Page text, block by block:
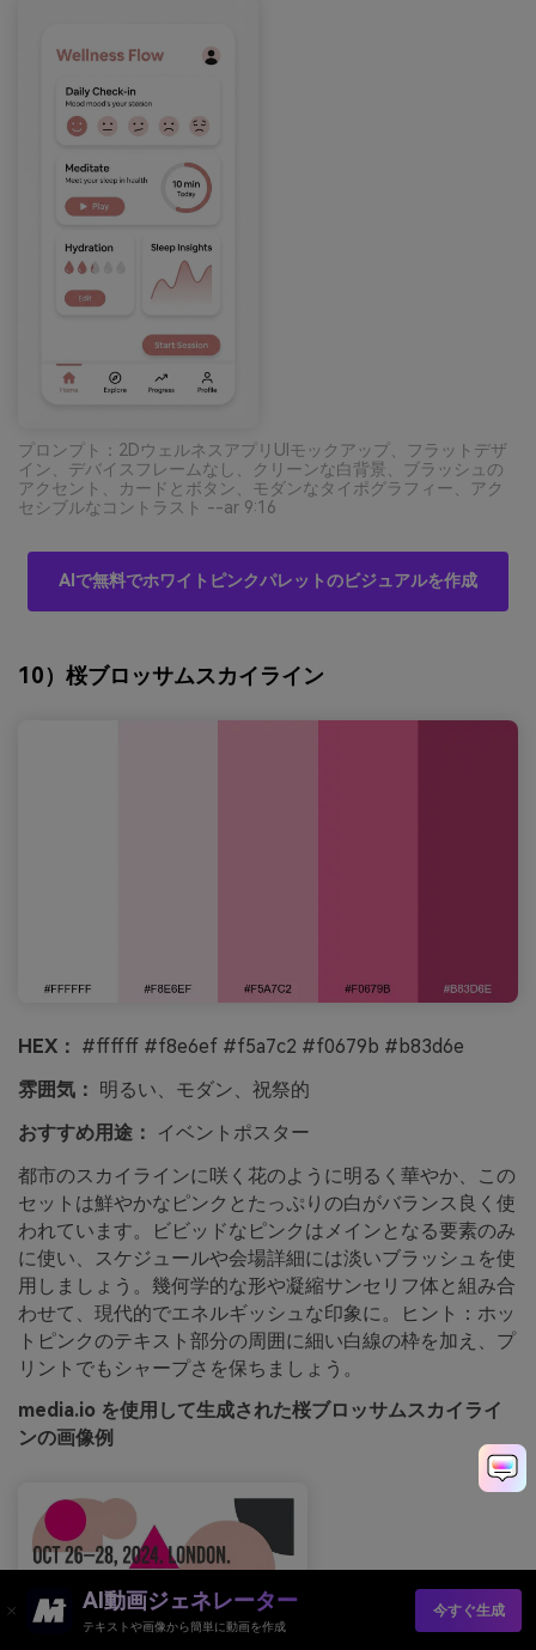
プロンプト：2DウェルネスアプリUIモックアップ、フラットデザ
イン、デバイスフレームなし、クリーンな白背景、ブラッシュの
アクセント、カードとボタン、モダンなタイポグラフィー、アク
セシブルなコントラスト --ar 9:16
AIで無料でホワイトピンクパレットのビジュアルを作成
10）桜ブロッサムスカイライン
HEX： #ffffff #f8e6ef #f5a7c2 #f0679b #b83d6e
雰囲気： 明るい、モダン、祝祭的
おすすめ用途：
イベントポスター
都市のスカイラインに咲く花のように明るく華やか、この
セットは鮮やかなピンクとたっぷりの白がバランス良く使
われています。ビビッドなピンクはメインとなる要素のみ
に使い、スケジュールや会場詳細には淡いブラッシュを使
用しましょう。幾何学的な形や凝縮サンセリフ体と組み合
わせて、現代的でエネルギッシュな印象に。ヒント：ホッ
トピンクのテキスト部分の周囲に細い白線の枠を加え、プ
リントでもシャープさを保ちましょう。
media.io を使用して生成された桜ブロッサムスカイライ
ンの画像例
AI動画ジェネレーター
テキストや画像から簡単に動画を作成
今すぐ生成